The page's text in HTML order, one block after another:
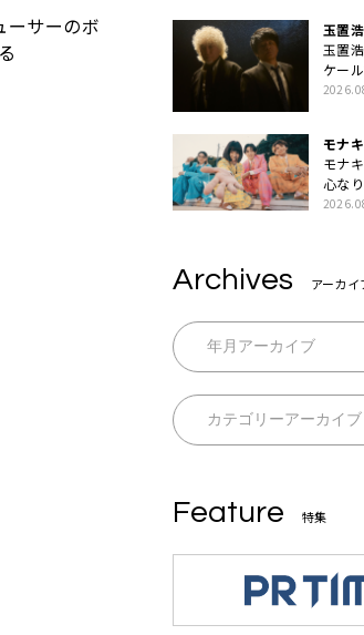
ーサーのボ
玉置
玉置
ケー
ン曲「
モナキ
モナ
心な
ギタ
Archives アーカイ
Feature 特集